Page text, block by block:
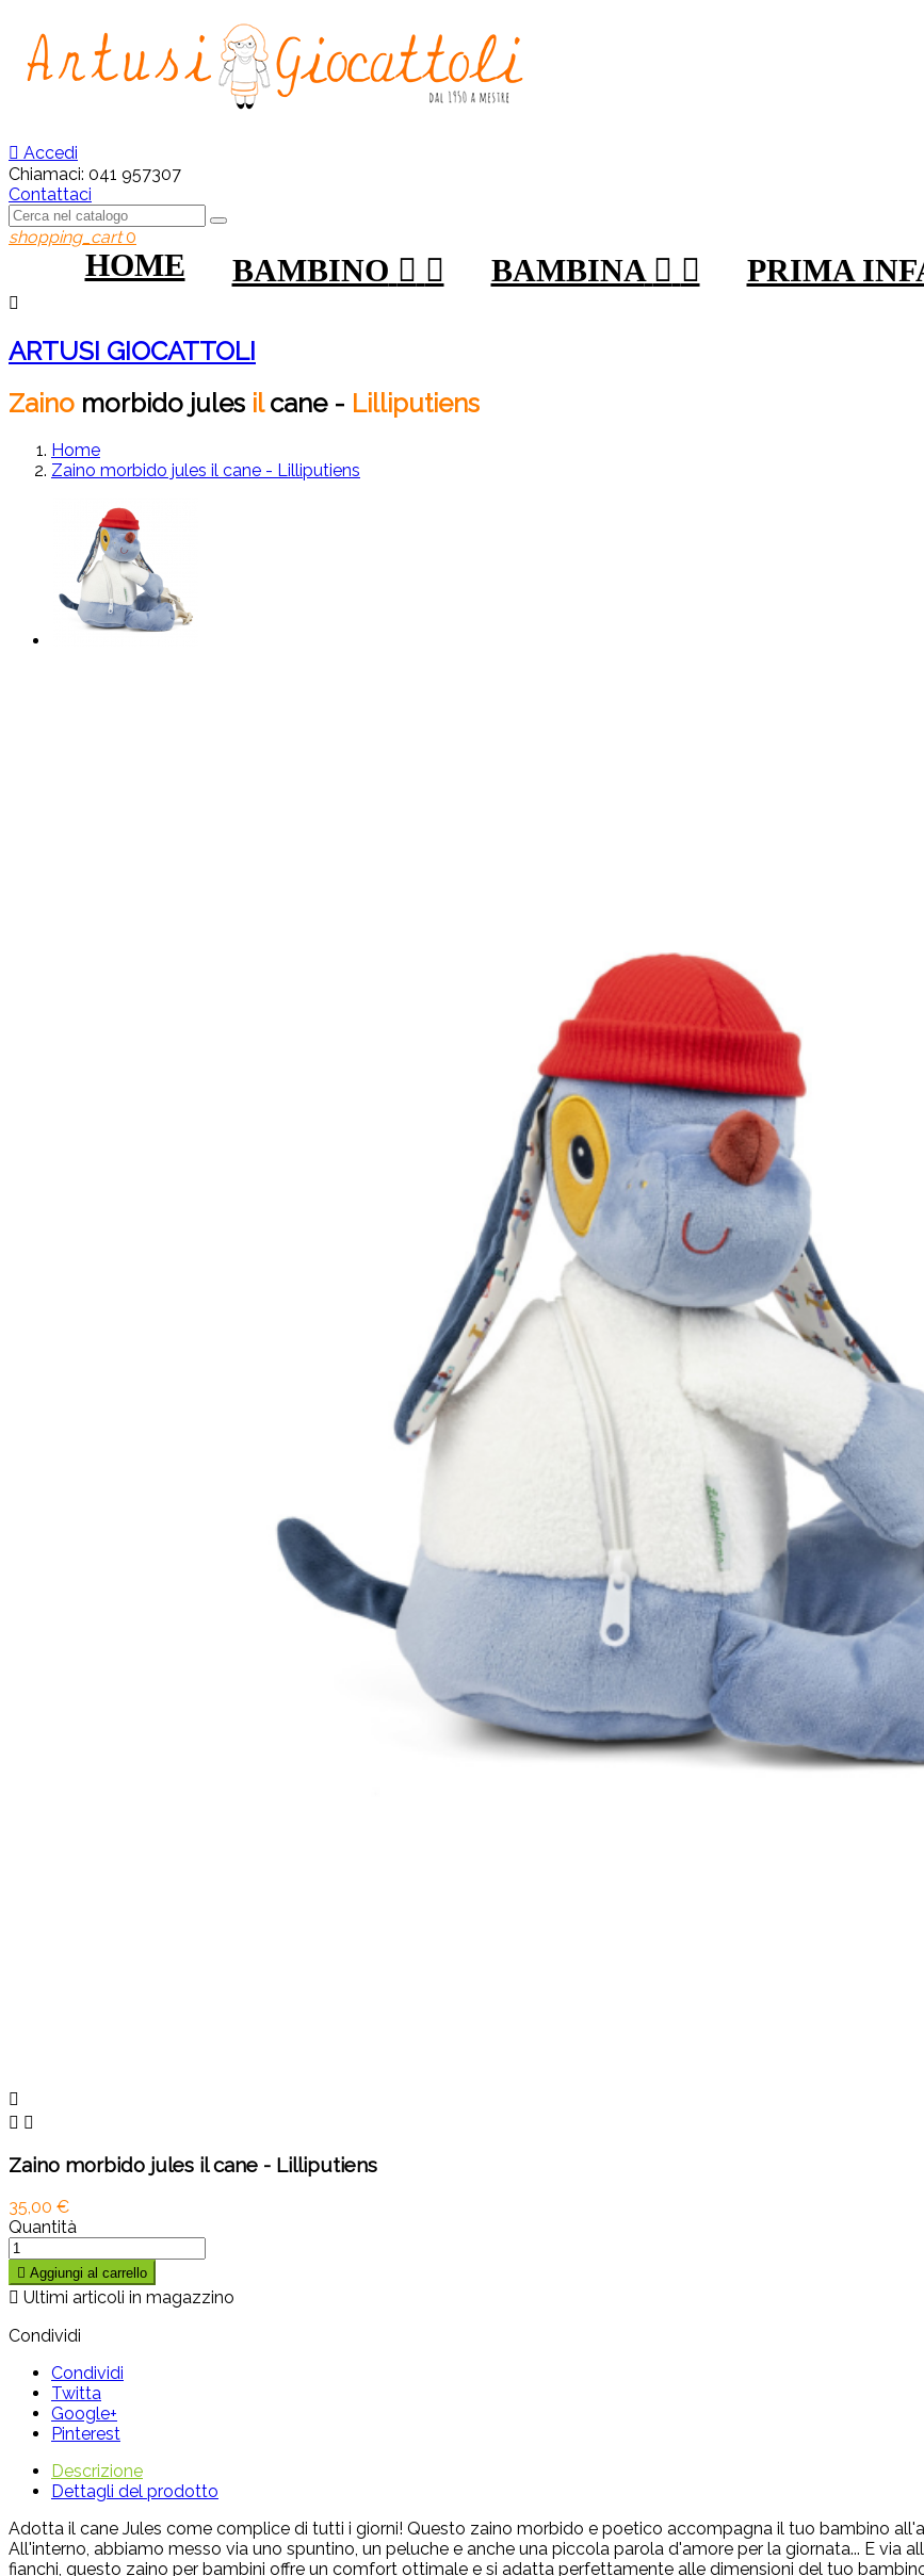
 Accedi
Chiamaci: 041 957307
Contattaci
shopping_cart 0
HOME BAMBINO   BAMBINA   PRIMA

ARTUSI GIOCATTOLI
Zaino morbido jules il cane - Lilliputiens
Home
Zaino morbido jules il cane - Lilliputiens

 
Zaino morbido jules il cane - Lilliputiens
35,00 €
Quantità
 Aggiungi al carrello
 Ultimi articoli in magazzino
Condividi
Condividi
Twitta
Google+
Pinterest
Descrizione
Dettagli del prodotto
Adotta il cane Jules come complice di tutti i giorni! Questo zaino morbido e poetico accompagna il tuo bambino
All'interno, abbiamo messo via uno spuntino, un peluche e anche una piccola parola d'amore per la giornata... E via
fianchi, questo zaino per bambini offre un comfort ottimale e si adatta perfettamente alle dimensioni del tuo